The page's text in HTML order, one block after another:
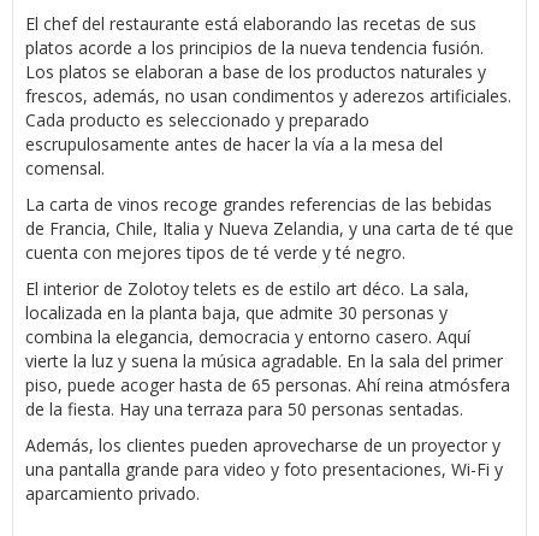
El chef del restaurante está elaborando las recetas de sus
platos acorde a los principios de la nueva tendencia fusión.
Los platos se elaboran a base de los productos naturales y
frescos, además, no usan condimentos y aderezos artificiales.
Cada producto es seleccionado y preparado
escrupulosamente antes de hacer la vía a la mesa del
comensal.
La carta de vinos recoge grandes referencias de las bebidas
de Francia, Chile, Italia y Nueva Zelandia, y una carta de té que
cuenta con mejores tipos de té verde y té negro.
El interior de Zolotoy telets es de estilo art déco. La sala,
localizada en la planta baja, que admite 30 personas y
combina la elegancia, democracia y entorno casero. Aquí
vierte la luz y suena la música agradable. En la sala del primer
piso, puede acoger hasta de 65 personas. Ahí reina atmósfera
de la fiesta. Hay una terraza para 50 personas sentadas.
Además, los clientes pueden aprovecharse de un proyector y
una pantalla grande para video y foto presentaciones, Wi-Fi y
aparcamiento privado.